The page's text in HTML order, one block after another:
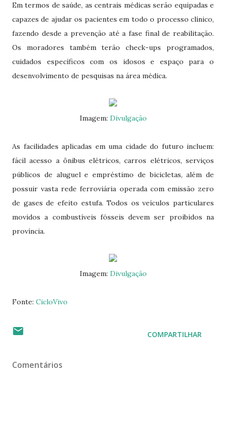
Em termos de saúde, as centrais médicas serão equipadas e
capazes de ajudar os pacientes em todo o processo clínico,
fazendo desde a prevenção até a fase final de reabilitação.
Os moradores também terão check-ups programados,
cuidados específicos com os idosos e espaço para o
desenvolvimento de pesquisas na área médica.
Imagem: Divulgação
As facilidades aplicadas em uma cidade do futuro incluem:
fácil acesso a ônibus elétricos, carros elétricos, serviços
públicos de aluguel e empréstimo de bicicletas, além de
possuir vasta rede ferroviária operada com emissão zero
de gases de efeito estufa. Todos os veículos particulares
movidos a combustíveis fósseis devem ser proibidos na
província.
Imagem: Divulgação
Fonte: CicloVivo
COMPARTILHAR
Comentários